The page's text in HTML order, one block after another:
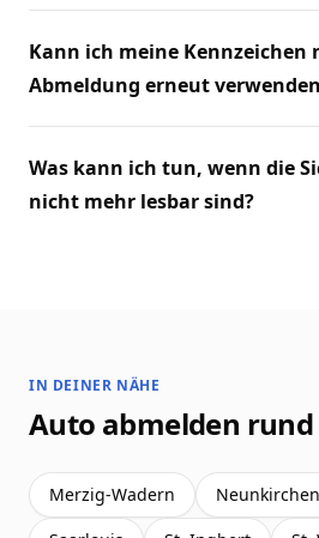
Kann ich meine Kennzeichen
Abmeldung erneut
Was kann ich tun, wenn die
nicht mehr lesbar sind?
IN DEINER NÄHE
Auto abmelden
Merzig-Wadern Neunkirchen